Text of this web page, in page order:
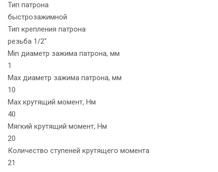
Тип патрона
быстрозажимной
Тип крепления патрона
резьба 1/2"
Min диаметр зажима патрона, мм
1
Max диаметр зажима патрона, мм
10
Max крутящий момент, Нм
40
Мягкий крутящий момент, Нм
20
Количество ступеней крутящего момента
21